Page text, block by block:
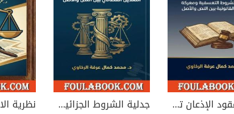
جدلية عقود الإذعان تشريح الشروط التعسفية ومعركة الدفوع القانونية بين النص والأصل جدلية الشروط الجزائية تشريح التعسف المالي ومعركة التعديل القضائي بين النص والأصل